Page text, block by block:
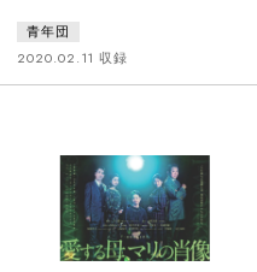
族や恋人たちが、両親の世話や相
続問題、進路や恋愛などについて
断片的な会話を繰り返す。遠い戦
描写され、その中から現代社会の
様々な問題点と危機があぶり出さ
れる。『東京ノート・インターナ
ショナルバージョン』は、国際都
市として変貌し、その変貌ゆえに
青年団
2020.02.11 収録